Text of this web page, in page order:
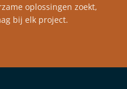
oplossingen zoekt,
bij elk project.​